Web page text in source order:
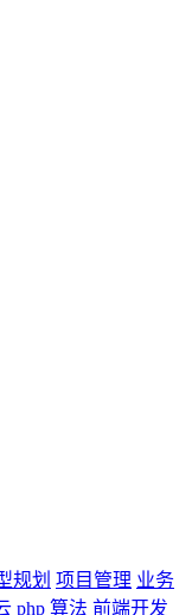
规划 项目管理 业务
php 算法 前端开发